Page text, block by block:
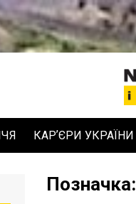
КАРʼЄРИ УКРАЇНИ
Позначка: